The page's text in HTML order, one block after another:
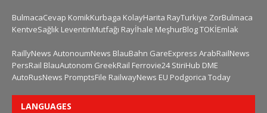
BulmacaCevap KomikKurbaga KolayHarita RayTurkiye ZorBulmaca
KentveSağlık LeventinMutfağı Rayİhale MeşhurBlogTOKİEmlak
RaillyNews AutonoumNews BlauBahn GareExpress ArabRailNews
PersRail BlauAutonom GreekRail Ferrovie24 StiriHub DME
AutoRusNews PromptsFile RailwayNews EU Podgorica Today
LANGUAGES